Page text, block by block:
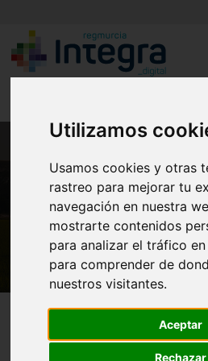
Utilizamos
Usamos cookies y otras
rastreo para mejorar tu
navegación en nuestra
mostrarte contenidos
para analizar el tráfico
para comprender de
nuestros visitantes.
Aceptar
Rechazar
Historia de
Cehegín Historia